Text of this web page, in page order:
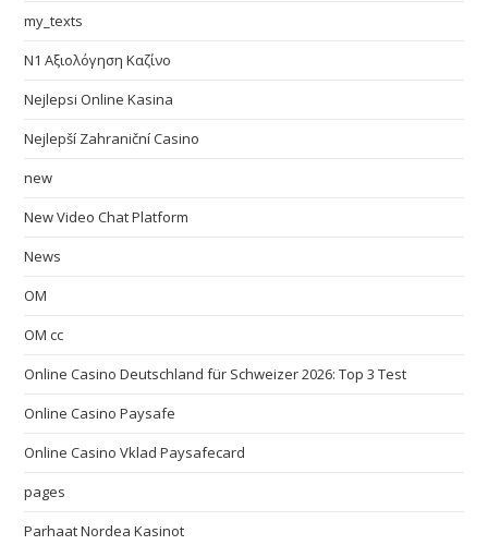
my_texts
N1 Αξιολόγηση Καζίνο
Nejlepsi Online Kasina
Nejlepší Zahraniční Casino
new
New Video Chat Platform
News
OM
OM cc
Online Casino Deutschland für Schweizer 2026: Top 3 Test
Online Casino Paysafe
Online Casino Vklad Paysafecard
pages
Parhaat Nordea Kasinot